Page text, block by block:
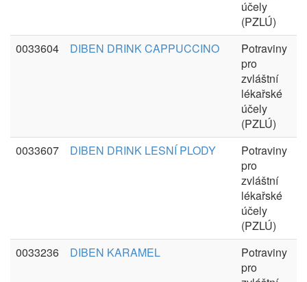
účely
(PZLÚ)
0033604
DIBEN DRINK CAPPUCCINO
Potraviny
pro
zvláštní
lékařské
účely
(PZLÚ)
0033607
DIBEN DRINK LESNÍ PLODY
Potraviny
pro
zvláštní
lékařské
účely
(PZLÚ)
0033236
DIBEN KARAMEL
Potraviny
pro